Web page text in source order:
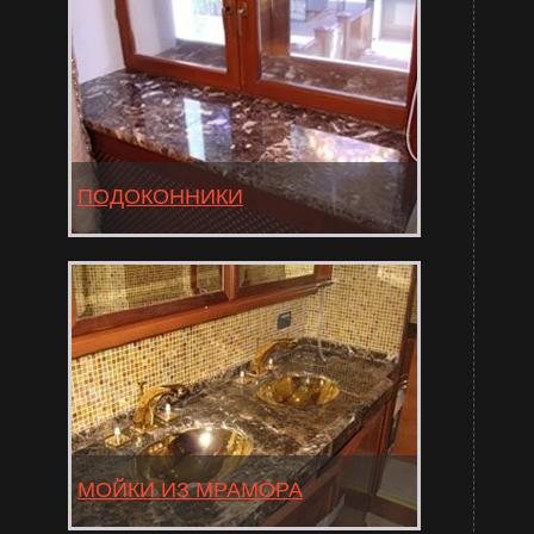
ПОДОКОННИКИ
олицетворение стиля и долговечности.
В любом интерьере, при любых окнах
подоконник из гранита или мрамора будет
смотреться уместно и элегантно.
Не нуждаясь в особом уходе (как например
деревянные или пластиковые подоконники),
подоконники из природного камня прослужат
долгие годы, не теряя при этом своих
качеств: яркости цвета, прочности.
МОЙКИ ИЗ МРАМОРА